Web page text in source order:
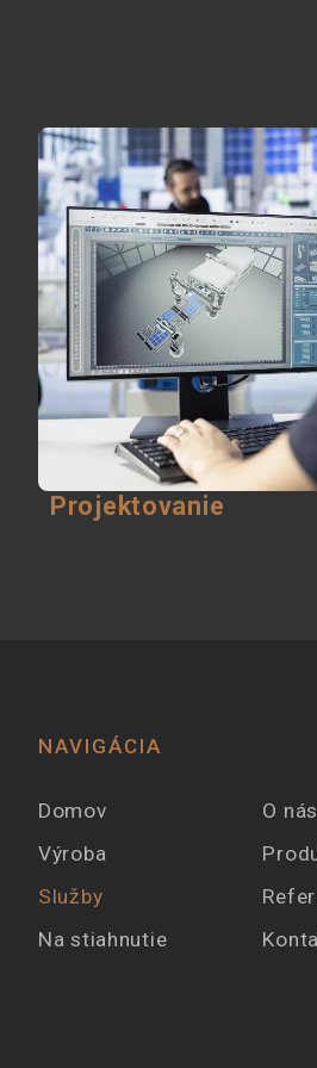
Projektovanie
NAVIGÁCIA
Domov
O nás
Výroba
Služby
Na stiahnutie